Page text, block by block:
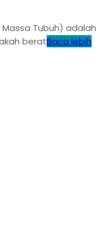
Massa Tubuh) adalah
beratBaca lebih